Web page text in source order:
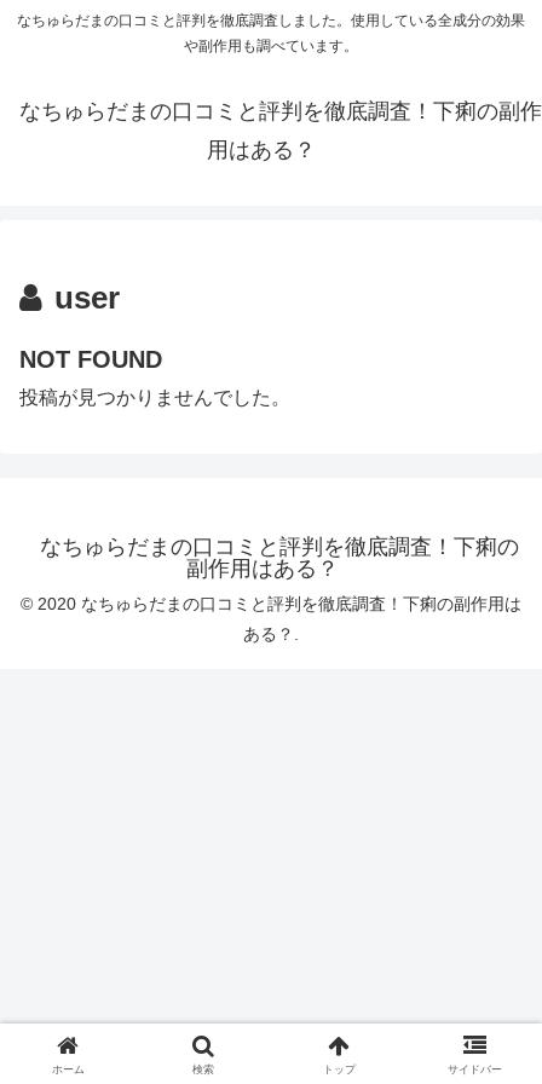
なちゅらだまの口コミと評判を徹底調査しました。使用している全成分の効果
や副作用も調べています。
なちゅらだまの口コミと評判を徹底調査！下痢の副作
用はある？
user
NOT FOUND
投稿が見つかりませんでした。
なちゅらだまの口コミと評判を徹底調査！下痢の
副作用はある？
© 2020 なちゅらだまの口コミと評判を徹底調査！下痢の副作用は
ある？.
ホーム 検索 トップ サイドバー